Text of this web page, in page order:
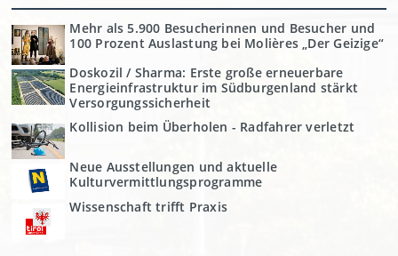
Mehr als 5.900 Besucherinnen und Besucher und
100 Prozent Auslastung bei Molières „Der Geizige“
Doskozil / Sharma: Erste große erneuerbare
Energieinfrastruktur im Südburgenland stärkt
Versorgungssicherheit
Kollision beim Überholen - Radfahrer verletzt
Neue Ausstellungen und aktuelle
Kulturvermittlungsprogramme
Wissenschaft trifft Praxis